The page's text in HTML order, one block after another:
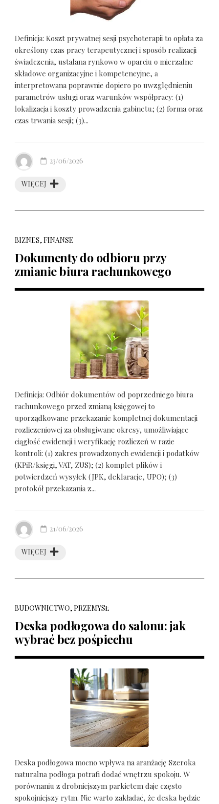
Definicja: Koszt prywatnej sesji psychoterapii to opłata za
określony czas pracy terapeutycznej i sposób realizacji
świadczenia, ustalana rynkowo w oparciu o mierzalne
składowe organizacyjne i kompetencyjne, a
interpretowana poprawnie dopiero po uwzględnieniu
parametrów usługi oraz warunków współpracy: (1)
lokalizacja i koszty prowadzenia gabinetu; (2) forma oraz
czas trwania sesji; (3)...
WIĘCEJ
23/06/2026
BIZNES, FINANSE
Dokumenty do odbioru przy
zmianie biura rachunkowego
Definicja: Odbiór dokumentów od poprzedniego biura
rachunkowego przed zmianą księgowej to
uporządkowane przekazanie kompletnej dokumentacji
rozliczeniowej za obsługiwane okresy, umożliwiające
ciągłość ewidencji i weryfikację rozliczeń w razie
kontroli: (1) zakres prowadzonych ewidencji i podatków
(KPiR/księgi, VAT, ZUS); (2) komplet plików i
potwierdzeń wysyłek (JPK, deklaracje, UPO); (3)
protokół przekazania z...
WIĘCEJ
21/06/2026
BUDOWNICTWO, PRZEMYSŁ
Deska podłogowa do salonu: jak
wybrać bez pośpiechu
Deska podłogowa mocno wpływa na aranżację Szeroka
naturalna podłoga potrafi dodać wnętrzu spokoju. W
porównaniu z drobniejszym parkietem daje często
spokojniejszy rytm. Nie warto zakładać, że deska będzie